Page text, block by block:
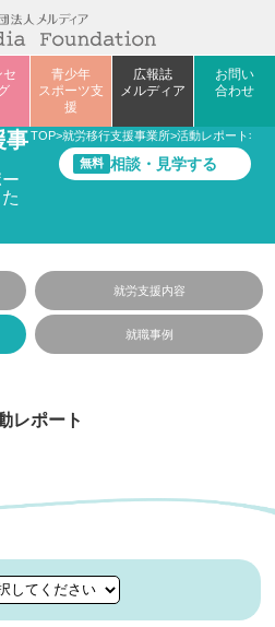
セ
青少年
スポーツ支
援
広報誌
メルディア
お問い
合わせ
事TOP>就労移行支援事業所>活動レポート>
無料 相談・見学する
就労支援内容
就職事例
レポート